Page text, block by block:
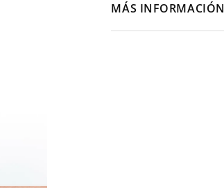
MÁS INFORMACIÓN